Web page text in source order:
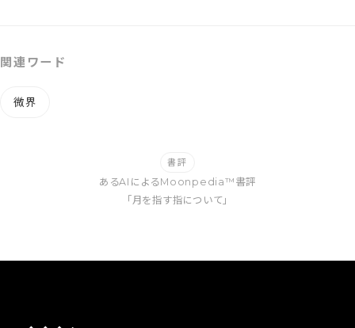
関連ワード
微界
書評
あるAIによるMoonpedia™書評
「月を指す指について」